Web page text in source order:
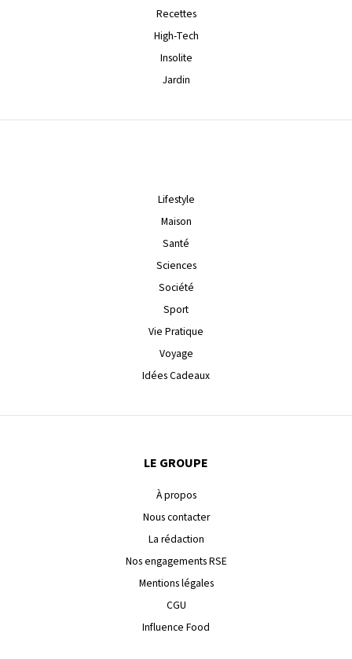
Recettes
High-Tech
Insolite
Jardin
Lifestyle
Maison
Santé
Sciences
Société
Sport
Vie Pratique
Voyage
Idées Cadeaux
LE GROUPE
À propos
Nous contacter
La rédaction
Nos engagements RSE
Mentions légales
CGU
Influence Food